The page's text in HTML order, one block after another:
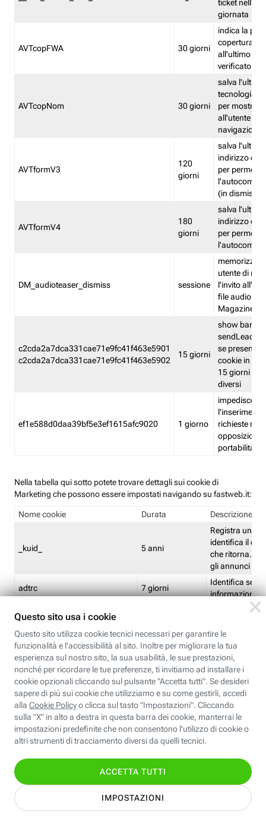
ticket
giornata
AVTcopFWA 30 giorni
indica la
copertura
all'ultimo
verificato
AVTcopNom 30 giorni
salva l'ultima
tecnologia
per
all'utente
navigazione
AVTformV3
120
giorni
salva l'ultimo
indirizzo di
per
(in
AVTformV4
180
giorni
salva l'ultimo
indirizzo di
per
DM_audioteaser_dismiss sessione
memorizza
utente di
l'invito
file audio del
Magazine
c2cda2a7dca331cae71e9fc41f463e5901
c2cda2a7dca331cae71e9fc41f463e5902
15 giorni
show banner
sendLead
se presenti
cookie in un
15 giorni e
diversi
ef1e588d0daa39bf5e3ef1615afc9020 1 giorno
impedisce
l'inserimento
richieste
opposizione
portabilità
Nella tabella qui sotto potete trovare dettagli sui cookie di
Marketing che possono essere impostati navigando su fastweb.it:
Nome cookie Durata Descrizione
_kuid_ 5 anni
Registra un ID
identifica il
che ritorna.
gli annunci
adtrc 7 giorni
Identifica se
informazioni
CFFC<TagID>
Limite di
CM 1 giorno
Identifica se
ricontrollare
corrispondenti
(impostata da
CM14 14 giorni
Identifica se
ricontrollare
corrispondenti
(impostata da
pagine
EBFC<BannerID> 7 giorni
Identifica la
banner
Identifica la